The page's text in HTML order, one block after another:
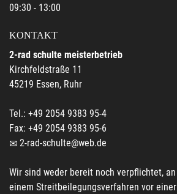
09:30 - 13:00
KONTAKT
2-rad schulte meisterbetrieb
Kirchfeldstraße 11
45219 Essen, Ruhr
Tel.: +49 2054 9383 95-4
Fax: +49 2054 9383 95-6
2-rad-schulte@web.de
Wir sind weder bereit noch verpflichtet, an
einem Streitbeilegungsverfahren vor einer